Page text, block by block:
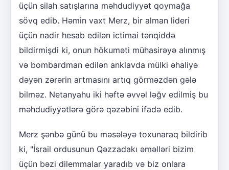
üçün silah satışlarına məhdudiyyət qoymağa
sövq edib. Həmin vaxt Merz, bir alman lideri
üçün nadir hesab edilən ictimai tənqiddə
bildirmişdi ki, onun hökuməti mühasirəyə alınmış
və bombardman edilən anklavda mülki əhaliyə
dəyən zərərin artmasını artıq görməzdən gələ
bilməz. Netanyahu iki həftə əvvəl ləğv edilmiş bu
məhdudiyyətlərə görə qəzəbini ifadə edib.
Merz şənbə günü bu məsələyə toxunaraq bildirib
ki, "İsrail ordusunun Qəzzadakı əməlləri bizim
üçün bəzi dilemmalar yaradıb və biz onlara